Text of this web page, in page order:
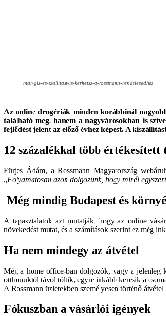
mar-gls-es-szallitast-is-kerhetsz-a-rossmann-rendelesedhez
Az online drogériák minden korábbinál
található meg, hanem a nagyvárosokban is
fejlődést jelent az előző évhez képest. A
12 százalékkal több értékesített
Fürjes Ádám, a Rossmann Magyarország
„Folyamatosan azon dolgozunk, hogy minél
Még mindig Budapest és
A tapasztalatok azt mutatják, hogy az online
növekedést mutat, és a számítások szerint ez még
Ha nem mindegy az átvétel
Még a home office-ban dolgozók, vagy a jelenleg
otthonuktól távol töltik, egyre inkább keresik a
A Rossmann üzletekben személyesen történő
Fókuszban a vásárlói igények